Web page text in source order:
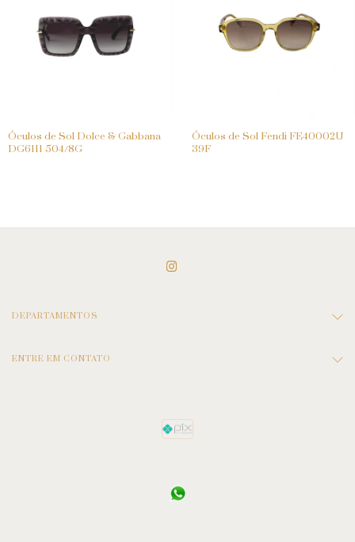
Óculos de Sol Dolce & Gabbana
DG6111 504/8G
Óculos de Sol Fendi FE40002U
39F
DEPARTAMENTOS
ENTRE EM CONTATO